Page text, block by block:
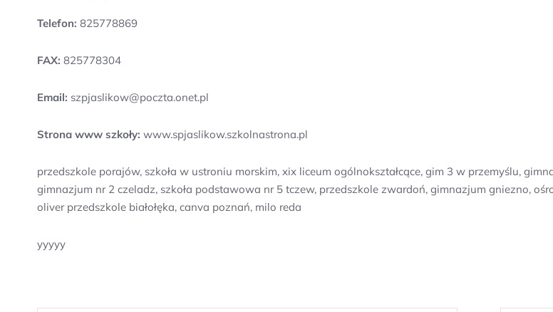
Telefon: 825778869
FAX: 825778304
Email: szpjaslikow@poczta.onet.pl
Strona www szkoły: www.spjaslikow.szkolnastrona.pl
przedszkole porajów, szkoła w ustroniu morskim, xix liceum ogólnokształcące, gim 3 w przemyślu,
gimnazjum nr 2 czeladz, szkoła podstawowa nr 5 tczew, przedszkole zwardoń, gimnazjum gniezno,
oliver przedszkole białołęka, canva poznań, milo reda
yyyyy